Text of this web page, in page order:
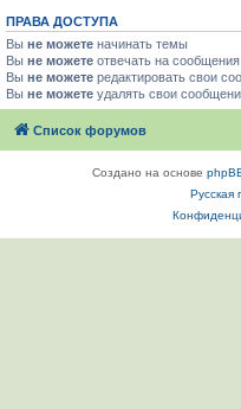
ПРАВА ДОСТУПА
Вы не можете начинать темы
Вы не можете отвечать на сообщения
Вы не можете редактировать свои
Вы не можете удалять свои
Список форумов
Создано на основе
Русская